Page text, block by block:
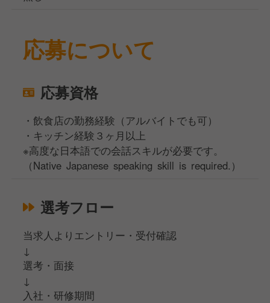
応募について
応募資格
・飲食店の勤務経験（アルバイトでも可）
・キッチン経験３ヶ月以上
※高度な日本語での会話スキルが必要です。
（Native Japanese speaking skill is required.）
選考フロー
当求人よりエントリー・受付確認
↓
選考・面接
↓
入社・研修期間